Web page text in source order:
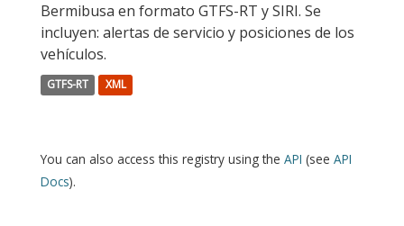
Bermibusa en formato GTFS-RT y SIRI. Se
incluyen: alertas de servicio y posiciones de los
vehículos.
GTFS-RT XML
You can also access this registry using the API (see API
Docs).